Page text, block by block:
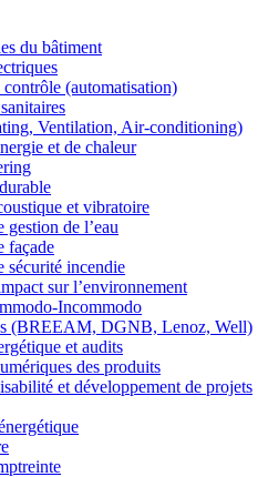
du bâtiment
contrôle (automatisation)
Ventilation, Air-conditioning)
et de chaleur
et vibratoire
gestion de l’eau
façade
sécurité incendie
sur l’environnement
Incommodo
(BREEAM, DGNB, Lenoz, Well)
et audits
des produits
et développement de projets